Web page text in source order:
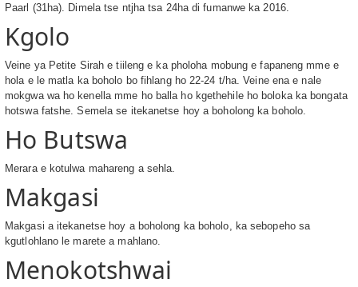
Paarl (31ha). Dimela tse ntjha tsa 24ha di fumanwe ka 2016.
Kgolo
Veine ya Petite Sirah e tiileng e ka pholoha mobung e fapaneng mme e
hola e le matla ka boholo bo fihlang ho 22-24 t/ha. Veine ena e nale
mokgwa wa ho kenella mme ho balla ho kgethehile ho boloka ka bongata
hotswa fatshe. Semela se itekanetse hoy a boholong ka boholo.
Ho Butswa
Merara e kotulwa mahareng a sehla.
Makgasi
Makgasi a itekanetse hoy a boholong ka boholo, ka sebopeho sa
kgutlohlano le marete a mahlano.
Menokotshwai